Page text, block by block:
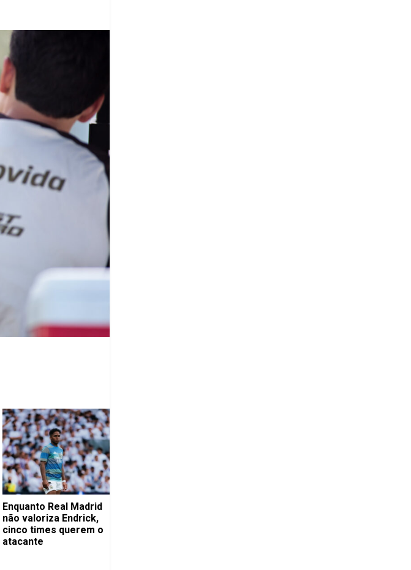
Enquanto Real Madrid
não valoriza Endrick,
cinco times querem o
atacante